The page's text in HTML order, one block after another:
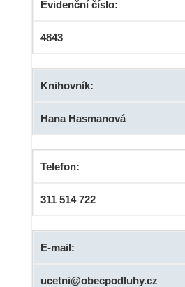
Evidenční číslo:
4843
Knihovník:
Hana Hasmanová
Telefon:
311 514 722
E-mail:
ucetni@obecpodluhy.cz